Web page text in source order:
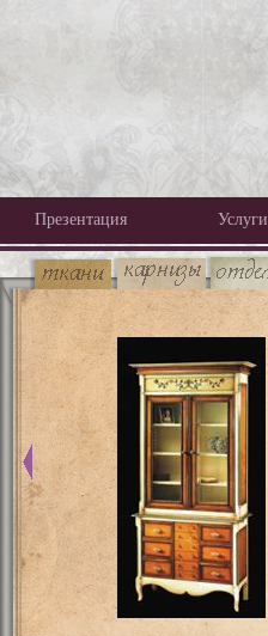
Презентация Услуги